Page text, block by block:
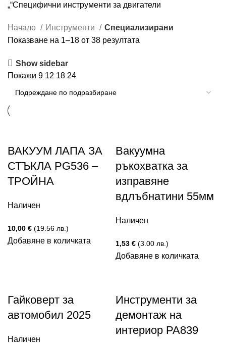
„“Специфични инструменти за двигатели
Начало Инструменти
Специализирани
Показване на 1–18 от 38 резултата
Show sidebar
Покажи 9 12 18 24
ВАКУУМ ЛАПА ЗА
СТЪКЛА PG536 –
ТРОЙНА
Наличен
10,00 € (19.56 лв.)
Добавяне в количката
Вакуумна
ръкохватка за
изправяне
вдлъбнатини 55мм
Наличен
1,53 € (3.00 лв.)
Добавяне в количката
Гайковерт за
автомобил 2025
Наличен
Инструменти за
демонтаж на
интериор PA839